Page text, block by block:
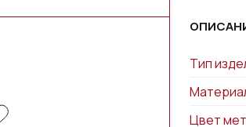
Тип
Цвет